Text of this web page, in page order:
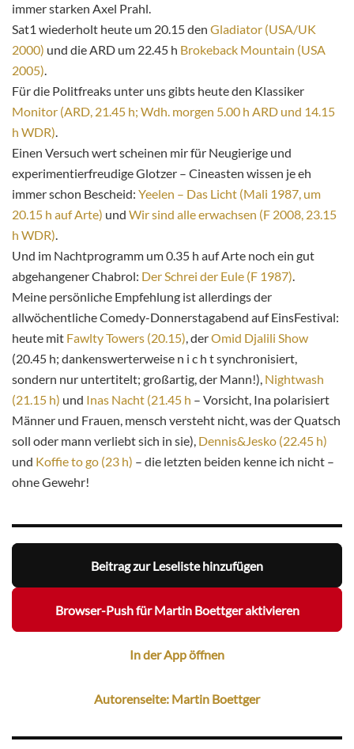
immer starken Axel Prahl.
Sat1 wiederholt heute um 20.15 den Gladiator (USA/UK
2000) und die ARD um 22.45 h Brokeback Mountain (USA
2005).
Für die Politfreaks unter uns gibts heute den Klassiker
Monitor (ARD, 21.45 h; Wdh. morgen 5.00 h ARD und 14.15
h WDR).
Einen Versuch wert scheinen mir für Neugierige und
experimentierfreudige Glotzer – Cineasten wissen je eh
immer schon Bescheid: Yeelen – Das Licht (Mali 1987, um
20.15 h auf Arte) und Wir sind alle erwachsen (F 2008, 23.15
h WDR).
Und im Nachtprogramm um 0.35 h auf Arte noch ein gut
abgehangener Chabrol: Der Schrei der Eule (F 1987).
Meine persönliche Empfehlung ist allerdings der
allwöchentliche Comedy-Donnerstagabend auf EinsFestival:
heute mit Fawlty Towers (20.15), derOmid Djalili Show
(20.45 h; dankenswerterweise n i c h t synchronisiert,
sondern nur untertitelt; großartig, der Mann!), Nightwash
(21.15 h) und Inas Nacht (21.45 h – Vorsicht, Ina polarisiert
Männer und Frauen, mensch versteht nicht, was der Quatsch
soll oder mann verliebt sich in sie), Dennis&Jesko (22.45 h)
und Koffie to go (23 h) – die letzten beiden kenne ich nicht –
ohne Gewehr!
Beitrag zur Leseliste hinzufügen
Browser-Push für Martin Boettger aktivieren
In der App öffnen
Autorenseite: Martin Boettger